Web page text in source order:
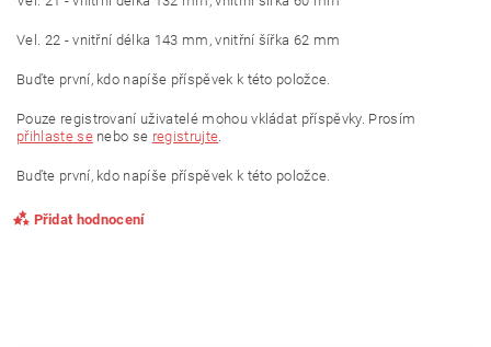
Vel. 22 - vnitřní délka 143 mm, vnitřní šířka 62 mm
Buďte první, kdo napíše příspěvek k této položce.
Pouze registrovaní uživatelé mohou vkládat příspěvky. Prosím
přihlaste senebo se registrujte.
Buďte první, kdo napíše příspěvek k této položce.
Přidat hodnocení